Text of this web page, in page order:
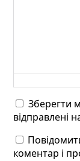
Зберегти
відправлені
коментар і